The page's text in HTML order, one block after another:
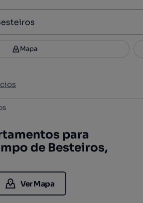
Filtros 1
Mapa
para
de Besteiros,
Ver Mapa